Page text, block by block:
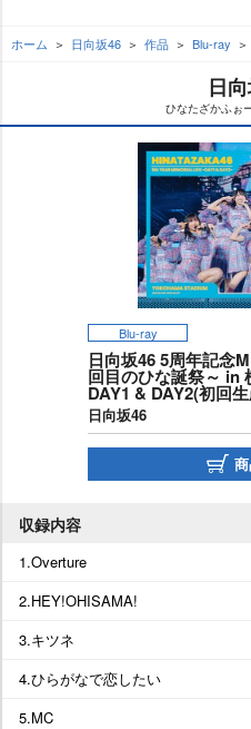
ホーム 日向坂46 作品 Blu-ray
日
ひなたざかふぉ
Blu-ray
日向坂46 5周年記念
回目のひな誕祭～ in
DAY1 & DAY2(初回
日向坂46
収録内容
1.Overture
2.HEY!OHISAMA!
3.キツネ
4.ひらがなで恋したい
5.MC